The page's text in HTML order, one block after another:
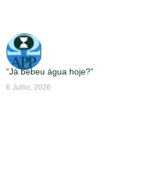
“Já bebeu água hoje?”
6 Julho, 2026